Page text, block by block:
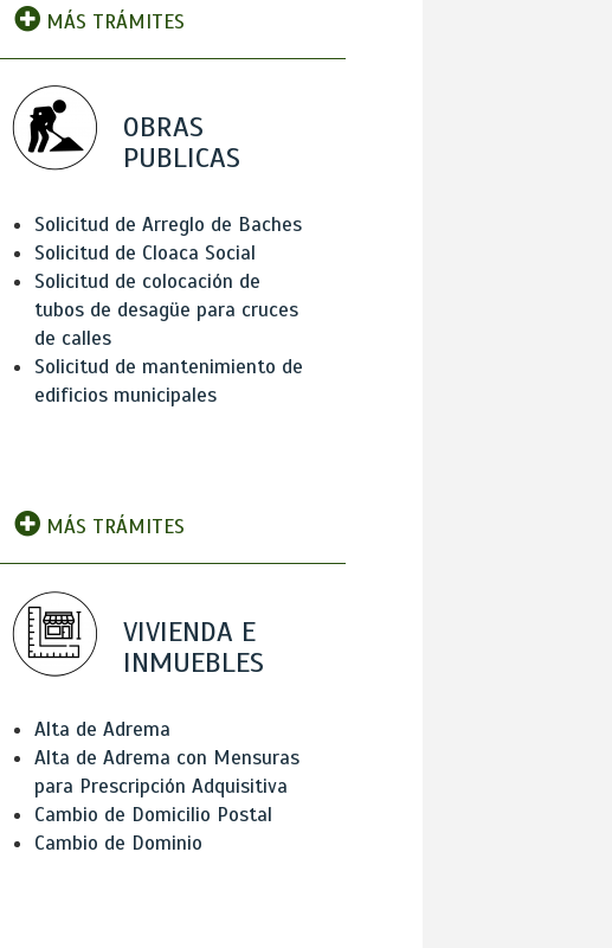
MÁS TRÁMITES
OBRAS
PUBLICAS
Solicitud de Arreglo de Baches
Solicitud de Cloaca Social
Solicitud de colocación de
tubos de desagüe para cruces
de calles
Solicitud de mantenimiento de
edificios municipales
MÁS TRÁMITES
VIVIENDA E
INMUEBLES
Alta de Adrema
Alta de Adrema con Mensuras
para Prescripción Adquisitiva
Cambio de Domicilio Postal
Cambio de Dominio